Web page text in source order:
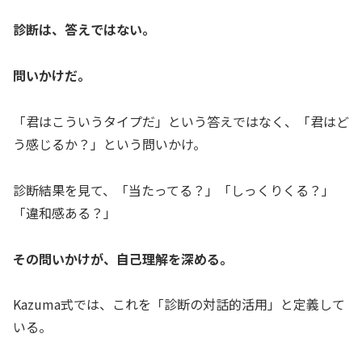
診断は、答えではない。
問いかけだ。
「君はこういうタイプだ」という答えではなく、「君はど
う感じるか？」という問いかけ。
診断結果を見て、「当たってる？」「しっくりくる？」
「違和感ある？」
その問いかけが、自己理解を深める。
Kazuma式では、これを「診断の対話的活用」と定義して
いる。